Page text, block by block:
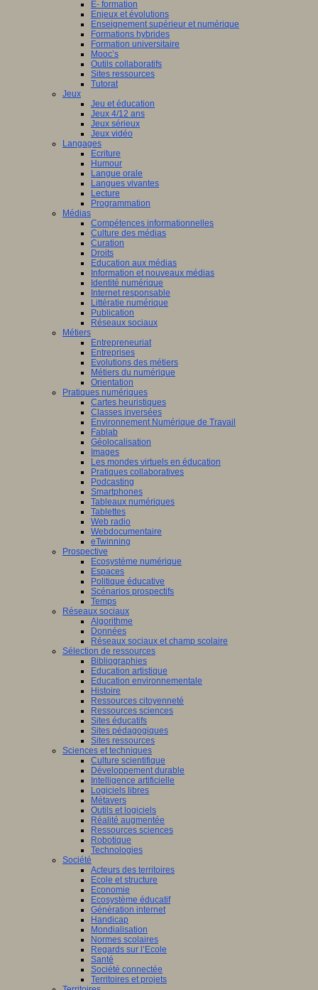
E- formation
Enjeux et évolutions
Enseignement supérieur et numérique
Formations hybrides
Formation universitaire
Mooc’s
Outils collaboratifs
Sites ressources
Tutorat
Jeux
Jeu et éducation
Jeux 4/12 ans
Jeux sérieux
Jeux vidéo
Langages
Ecriture
Humour
Langue orale
Langues vivantes
Lecture
Programmation
Médias
Compétences informationnelles
Culture des médias
Curation
Droits
Education aux médias
Information et nouveaux médias
Identité numérique
Internet responsable
Littératie numérique
Publication
Réseaux sociaux
Métiers
Entrepreneuriat
Entreprises
Evolutions des métiers
Métiers du numérique
Orientation
Pratiques numériques
Cartes heuristiques
Classes inversées
Environnement Numérique de Travail
Fablab
Géolocalisation
Images
Les mondes virtuels en éducation
Pratiques collaboratives
Podcasting
Smartphones
Tableaux numériques
Tablettes
Web radio
Webdocumentaire
eTwinning
Prospective
Ecosystème numérique
Espaces
Politique éducative
Scénarios prospectifs
Temps
Réseaux sociaux
Algorithme
Données
Réseaux sociaux et champ scolaire
Sélection de ressources
Bibliographies
Education artistique
Education environnementale
Histoire
Ressources citoyenneté
Ressources sciences
Sites éducatifs
Sites pédagogiques
Sites ressources
Sciences et techniques
Culture scientifique
Développement durable
Intelligence artificielle
Logiciels libres
Métavers
Outils et logiciels
Réalité augmentée
Ressources sciences
Robotique
Technologies
Société
Acteurs des territoires
Ecole et structure
Economie
Ecosystème éducatif
Génération internet
Handicap
Mondialisation
Normes scolaires
Regards sur l’Ecole
Santé
Société connectée
Territoires et projets